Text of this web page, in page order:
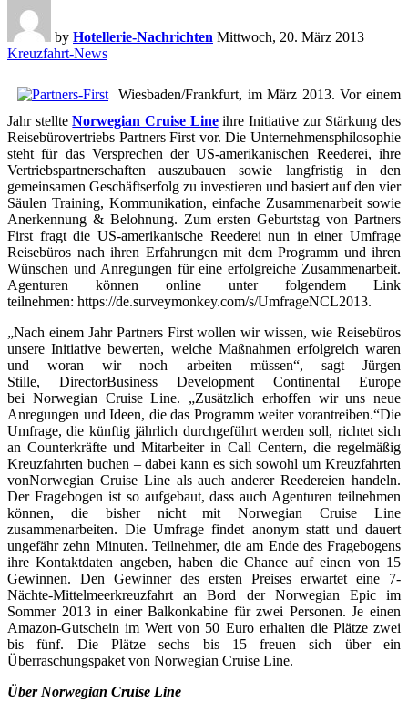
by Hotellerie-Nachrichten Mittwoch, 20. März 2013
Kreuzfahrt-News
Wiesbaden/Frankfurt, im März 2013. Vor einem
Jahr stellteNorwegian Cruise Lineihre Initiative zur Stärkung des
Reisebürovertriebs Partners First vor. Die Unternehmensphilosophie
steht für das Versprechen der US-amerikanischen Reederei, ihre
Vertriebspartnerschaften auszubauen sowie langfristig in den
gemeinsamen Geschäftserfolg zu investieren und basiert auf den vier
Säulen Training, Kommunikation, einfache Zusammenarbeit sowie
Anerkennung & Belohnung. Zum ersten Geburtstag von Partners
First fragt die US-amerikanische Reederei nun in einer Umfrage
Reisebüros nach ihren Erfahrungen mit dem Programm und ihren
Wünschen und Anregungen für eine erfolgreiche Zusammenarbeit.
Agenturen können online unter folgendem Link
teilnehmen: https://de.surveymonkey.com/s/UmfrageNCL2013.
„Nach einem Jahr Partners First wollen wir wissen, wie Reisebüros
unsere Initiative bewerten, welche Maßnahmen erfolgreich waren
und woran wir noch arbeiten müssen“, sagt Jürgen
Stille, DirectorBusiness Development Continental Europe
bei Norwegian Cruise Line. „Zusätzlich erhoffen wir uns neue
Anregungen und Ideen, die das Programm weiter vorantreiben.“Die
Umfrage, die künftig jährlich durchgeführt werden soll, richtet sich
an Counterkräfte und Mitarbeiter in Call Centern, die regelmäßig
Kreuzfahrten buchen – dabei kann es sich sowohl um Kreuzfahrten
vonNorwegian Cruise Line als auch anderer Reedereien handeln.
Der Fragebogen ist so aufgebaut, dass auch Agenturen teilnehmen
können, die bisher nicht mit Norwegian Cruise Line
zusammenarbeiten. Die Umfrage findet anonym statt und dauert
ungefähr zehn Minuten. Teilnehmer, die am Ende des Fragebogens
ihre Kontaktdaten angeben, haben die Chance auf einen von 15
Gewinnen. Den Gewinner des ersten Preises erwartet eine 7-
Nächte-Mittelmeerkreuzfahrt an Bord der Norwegian Epic im
Sommer 2013 in einer Balkonkabine für zwei Personen. Je einen
Amazon-Gutschein im Wert von 50 Euro erhalten die Plätze zwei
bis fünf. Die Plätze sechs bis 15 freuen sich über ein
Überraschungspaket von Norwegian Cruise Line.
Über Norwegian Cruise Line